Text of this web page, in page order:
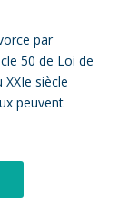
par
50 de Loi de
siècle
peuvent